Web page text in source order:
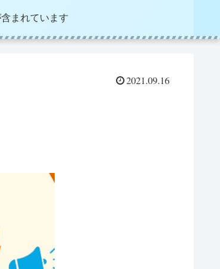
まれています
2021.09.16